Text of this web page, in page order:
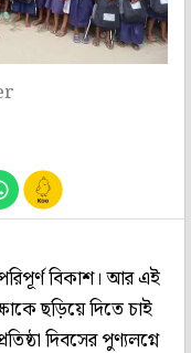
পরিপূর্ণ বিকাশ। আর এই
ছড়িয়ে দিতে চাই
দিবসের পুণ্যলগ্নে